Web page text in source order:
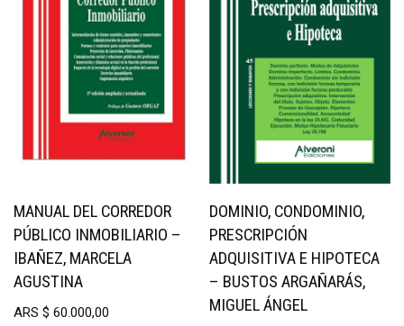
MANUAL DEL CORREDOR
PÚBLICO INMOBILIARIO –
IBAÑEZ, MARCELA
AGUSTINA
ARS $ 60.000,00
DOMINIO, CONDOMINIO,
PRESCRIPCIÓN
ADQUISITIVA E HIPOTECA
– BUSTOS ARGAÑARÁS,
MIGUEL ÁNGEL